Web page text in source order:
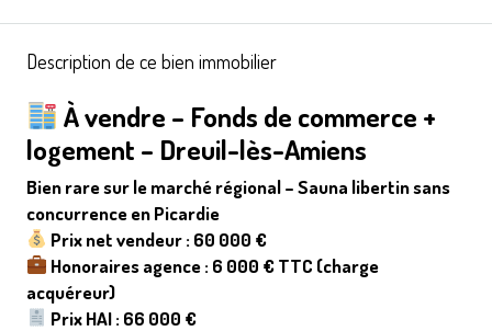
Description de ce bien immobilier
À vendre – Fonds de commerce +
logement – Dreuil-lès-Amiens
Bien rare sur le marché régional – Sauna libertin sans
concurrence en Picardie
Prix net vendeur : 60 000 €
Honoraires agence : 6 000 € TTC (charge
acquéreur)
Prix HAI : 66 000 €